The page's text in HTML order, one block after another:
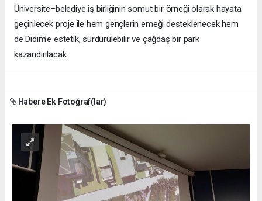
Üniversite–belediye iş birliğinin somut bir örneği olarak hayata
geçirilecek proje ile hem gençlerin emeği desteklenecek hem
de Didim’e estetik, sürdürülebilir ve çağdaş bir park
kazandırılacak.
Habere Ek Fotoğraf(lar)